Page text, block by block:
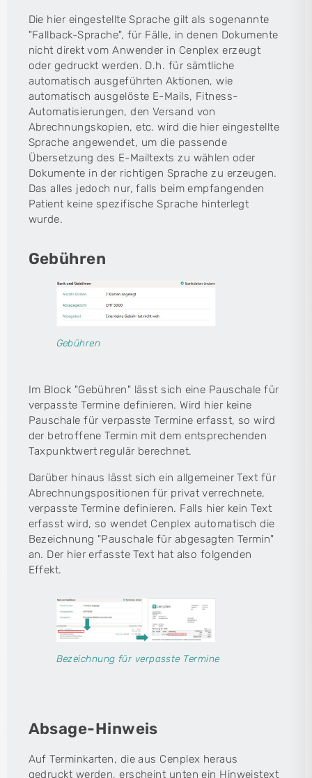
Die hier eingestellte Sprache gilt als sogenannte
"Fallback-Sprache", für Fälle, in denen Dokumente
nicht direkt vom Anwender in Cenplex erzeugt
oder gedruckt werden. D.h. für sämtliche
automatisch ausgeführten Aktionen, wie
automatisch ausgelöste E-Mails, Fitness-
Automatisierungen, den Versand von
Abrechnungskopien, etc. wird die hier eingestellte
Sprache angewendet, um die passende
Übersetzung des E-Mailtexts zu wählen oder
Dokumente in der richtigen Sprache zu erzeugen.
Das alles jedoch nur, falls beim empfangenden
Patient keine spezifische Sprache hinterlegt
wurde.
Gebühren
Gebühren
Im Block "Gebühren" lässt sich eine Pauschale für
verpasste Termine definieren. Wird hier keine
Pauschale für verpasste Termine erfasst, so wird
der betroffene Termin mit dem entsprechenden
Taxpunktwert regulär berechnet.
Darüber hinaus lässt sich ein allgemeiner Text für
Abrechnungspositionen für privat verrechnete,
verpasste Termine definieren. Falls hier kein Text
erfasst wird, so wendet Cenplex automatisch die
Bezeichnung "Pauschale für abgesagten Termin"
an. Der hier erfasste Text hat also folgenden
Effekt.
Bezeichnung für verpasste Termine
Absage-Hinweis
Auf Terminkarten, die aus Cenplex heraus
gedruckt werden, erscheint unten ein Hinweistext